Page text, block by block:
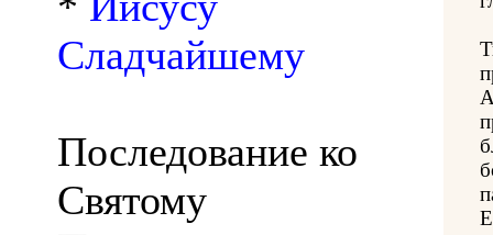
Сладчайшему
Последование ко
Святому